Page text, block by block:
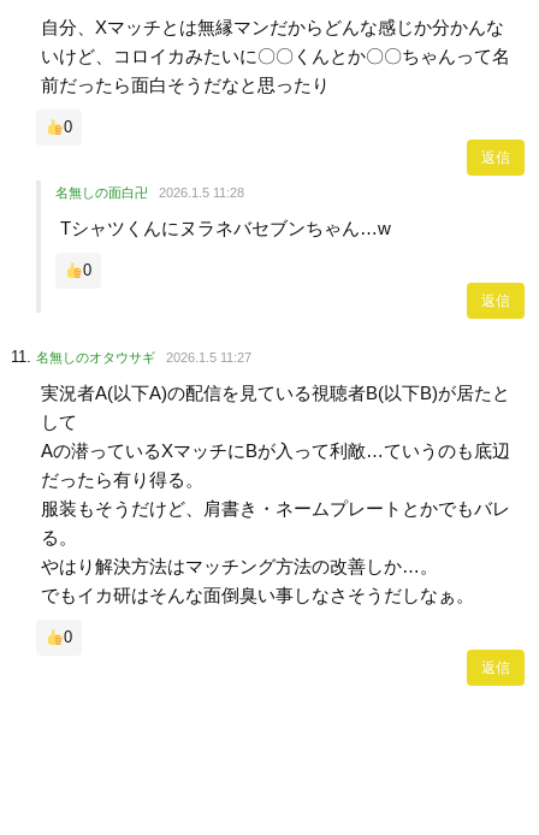
自分、Xマッチとは無縁マンだからどんな感じか分かんな
いけど、コロイカみたいに〇〇くんとか〇〇ちゃんって名
前だったら面白そうだなと思ったり
0
返信
名無しの面白卍 2026.1.5 11:28
Tシャツくんにヌラネバセブンちゃん…w
0
返信
名無しのオタウサギ 2026.1.5 11:27
実況者A(以下A)の配信を見ている視聴者B(以下B)が居たと
して
Aの潜っているXマッチにBが入って利敵…ていうのも底辺
だったら有り得る。
服装もそうだけど、肩書き・ネームプレートとかでもバレ
る。
やはり解決方法はマッチング方法の改善しか…。
でもイカ研はそんな面倒臭い事しなさそうだしなぁ。
0
返信